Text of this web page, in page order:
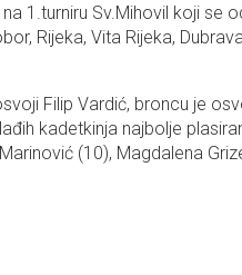
1.turniru Sv.Mihovil koji se
Rijeka, Vita Rijeka,
Filip Vardić, broncu je
kadetkinja najbolje
(10), Magdalena